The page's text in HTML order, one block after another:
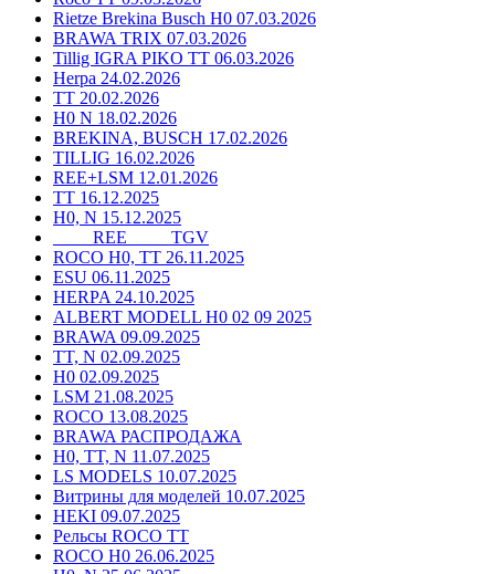
Rietze Brekina Busch H0 07.03.2026
BRAWA TRIX 07.03.2026
Tillig IGRA PIKO TT 06.03.2026
Herpa 24.02.2026
TT 20.02.2026
H0 N 18.02.2026
BREKINA, BUSCH 17.02.2026
TILLIG 16.02.2026
REE+LSM 12.01.2026
TT 16.12.2025
H0, N 15.12.2025
____ REE ____ TGV
ROCO H0, TT 26.11.2025
ESU 06.11.2025
HERPA 24.10.2025
ALBERT MODELL H0 02 09 2025
BRAWA 09.09.2025
TT, N 02.09.2025
H0 02.09.2025
LSM 21.08.2025
ROCO 13.08.2025
BRAWA РАСПРОДАЖА
H0, TT, N 11.07.2025
LS MODELS 10.07.2025
Витрины для моделей 10.07.2025
HEKI 09.07.2025
Рельсы ROCO TT
ROCO H0 26.06.2025